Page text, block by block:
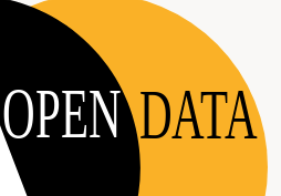
OPEN DATA